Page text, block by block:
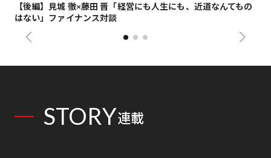
【後編】見城 徹×藤田 晋「経営にも人生にも、近道なんてもの
はない」ファイナンス対談
STORY連載